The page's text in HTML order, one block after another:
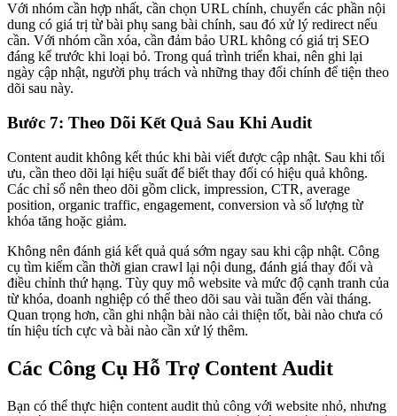
Với nhóm cần hợp nhất, cần chọn URL chính, chuyển các phần nội
dung có giá trị từ bài phụ sang bài chính, sau đó xử lý redirect nếu
cần. Với nhóm cần xóa, cần đảm bảo URL không có giá trị SEO
đáng kể trước khi loại bỏ. Trong quá trình triển khai, nên ghi lại
ngày cập nhật, người phụ trách và những thay đổi chính để tiện theo
dõi sau này.
Bước 7: Theo Dõi Kết Quả Sau Khi Audit
Content audit không kết thúc khi bài viết được cập nhật. Sau khi tối
ưu, cần theo dõi lại hiệu suất để biết thay đổi có hiệu quả không.
Các chỉ số nên theo dõi gồm click, impression, CTR, average
position, organic traffic, engagement, conversion và số lượng từ
khóa tăng hoặc giảm.
Không nên đánh giá kết quả quá sớm ngay sau khi cập nhật. Công
cụ tìm kiếm cần thời gian crawl lại nội dung, đánh giá thay đổi và
điều chỉnh thứ hạng. Tùy quy mô website và mức độ cạnh tranh của
từ khóa, doanh nghiệp có thể theo dõi sau vài tuần đến vài tháng.
Quan trọng hơn, cần ghi nhận bài nào cải thiện tốt, bài nào chưa có
tín hiệu tích cực và bài nào cần xử lý thêm.
Các Công Cụ Hỗ Trợ Content Audit
Bạn có thể thực hiện content audit thủ công với website nhỏ, nhưng